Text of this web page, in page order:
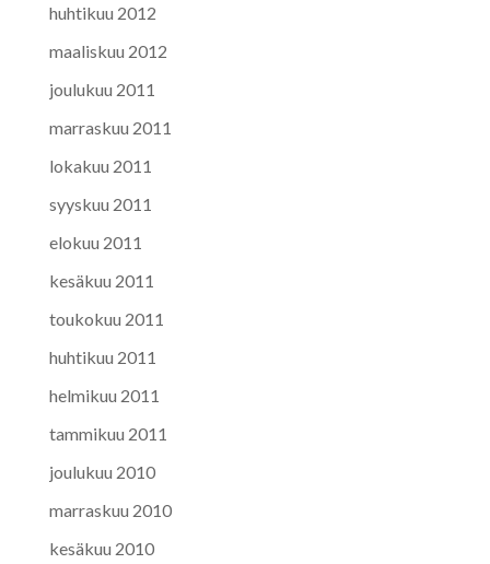
huhtikuu 2012
maaliskuu 2012
joulukuu 2011
marraskuu 2011
lokakuu 2011
syyskuu 2011
elokuu 2011
kesäkuu 2011
toukokuu 2011
huhtikuu 2011
helmikuu 2011
tammikuu 2011
joulukuu 2010
marraskuu 2010
kesäkuu 2010